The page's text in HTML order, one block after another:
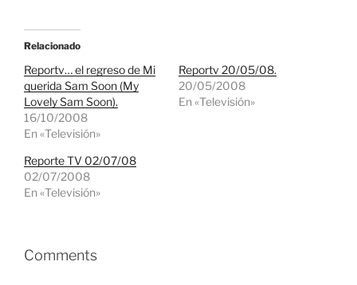
Relacionado
Reportv… el regreso de Mi
querida Sam Soon (My
Lovely Sam Soon).
16/10/2008
En «Televisión»
Reportv 20/05/08.
20/05/2008
En «Televisión»
Reporte TV 02/07/08
02/07/2008
En «Televisión»
Comments